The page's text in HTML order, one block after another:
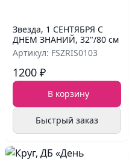
Звезда, 1 СЕНТЯБРЯ С
ДНЕМ ЗНАНИЙ, 32"/80 см
Артикул: FSZRIS0103
1200 ₽
В корзину
Быстрый заказ